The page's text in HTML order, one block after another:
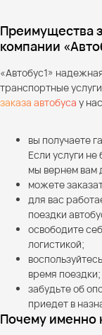
Преимущества
компании
«Автобус1»
транспортные
заказа автобуса у
вы получаете
Если услуги
мы вернем вам
можете
для вас
поездки
освободите
логистикой;
время поездки;
забудьте об
приедет в
Почему именно